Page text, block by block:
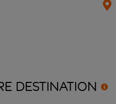
DESTINATION